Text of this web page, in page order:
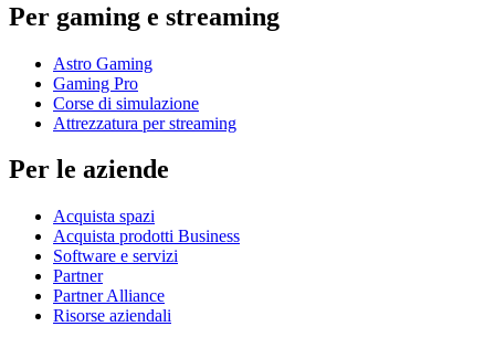
Per gaming e streaming
Astro Gaming
Gaming Pro
Corse di simulazione
Attrezzatura per streaming
Per le aziende
Acquista spazi
Acquista prodotti Business
Software e servizi
Partner
Partner Alliance
Risorse aziendali